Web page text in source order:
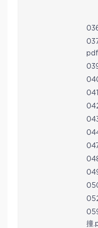
pdf
撞